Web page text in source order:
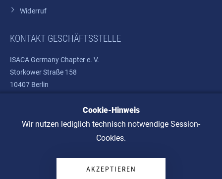
Widerruf
KONTAKT GESCHÄFTSSTELLE
ISACA Germany Chapter e. V.
Storkower Straße 158
10407 Berlin
Telefon: +49 30 37580810
E-Mail:info@isaca.de
Cookie-Hinweis
Wir nutzen lediglich technisch notwendige Session-
Cookies.
AKZEPTIEREN